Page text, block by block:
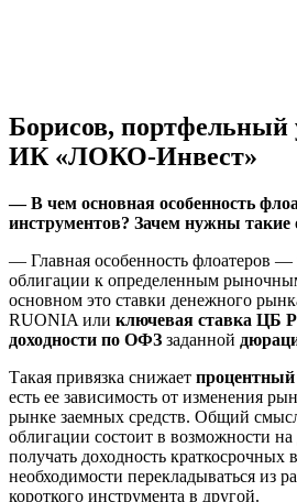
Борисов,
ИК «ЛОКО-Инвест»
— В чем основная особенность
инструментов? Зачем нужны такие
— Главная особенность флоатеров —
облигации к определенным
основном это ставки денежного
RUONIA или ключевая ставка ЦБ
доходности по ОФЗ заданной
Такая привязка снижает процентный
есть ее зависимость от изменения
рынке заемных средств. Общий
облигации состоит в возможности
получать доходность краткосрочных
необходимости перекладываться из
короткого инструмента в другой.